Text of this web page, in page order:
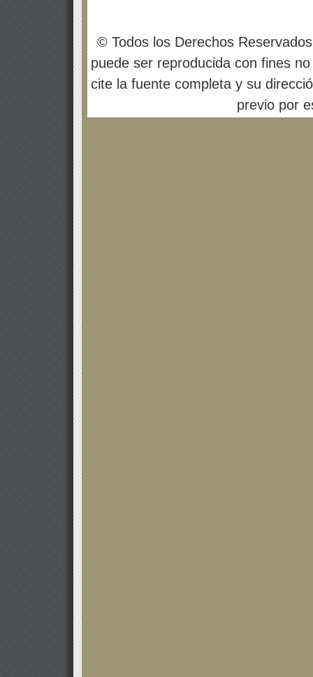
© Todos los Derechos
puede ser reproducida con fines
cite la fuente completa y su
previo por